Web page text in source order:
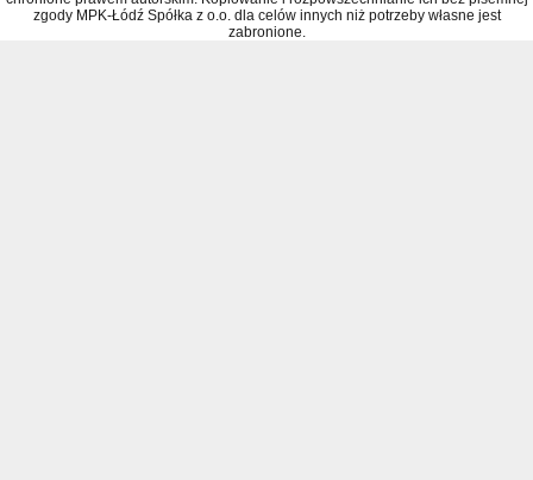
zgody MPK-Łódź Spółka z o.o. dla celów innych niż potrzeby własne jest
zabronione.